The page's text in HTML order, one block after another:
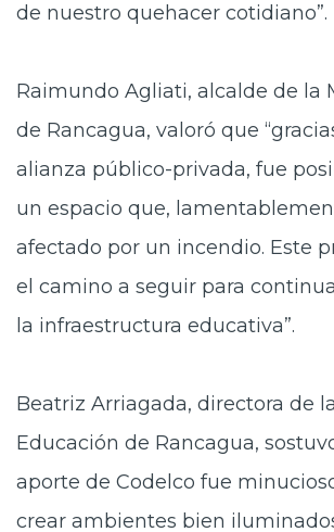
de nuestro quehacer cotidiano”.
Raimundo Agliati, alcalde de la
de Rancagua, valoró que
alianza público-privada, fue
un espacio que,
afectado por un incendio. Este
el camino a seguir para
la infraestructura educativa”.
Beatriz Arriagada, directora de
Educación de Rancagua,
aporte de Codelco fue
crear ambientes bien